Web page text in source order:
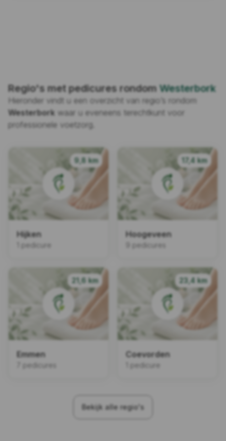
Regio's met pedicures rondom Westerbork
Hieronder vindt u een overzicht van regio’s rondom
Westerbork waar u eveneens terechtkunt voor
professionele voetzorg.
9,8 km
Hijken
1 pedicure
17,4 km
Hoogeveen
9 pedicures
21,6 km
Emmen
7 pedicures
23,4 km
Coevorden
1 pedicure
Bekijk alle regio's